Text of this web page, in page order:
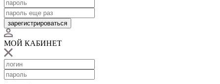
зарегистрироваться
МОЙ КАБИНЕТ